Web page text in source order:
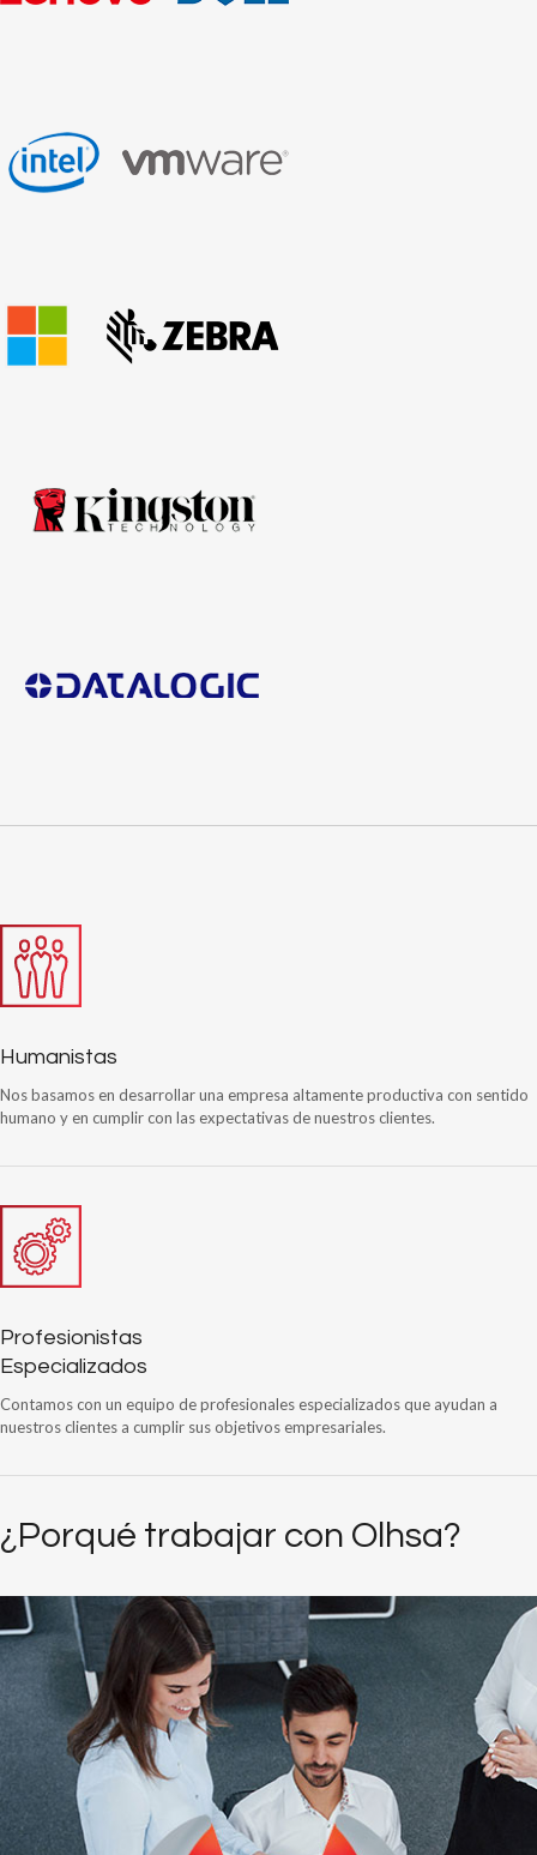
Humanistas
Nos basamos en desarrollar una empresa altamente productiva con sentido
humano y en cumplir con las expectativas de nuestros clientes.
Profesionistas
Especializados
Contamos con un equipo de profesionales especializados que ayudan a
nuestros clientes a cumplir sus objetivos empresariales.
¿Porqué trabajar con Olhsa?